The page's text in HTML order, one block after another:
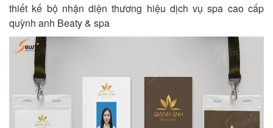
thiết kế bộ nhận diện thương hiệu dịch vụ spa cao cấp
quỳnh anh Beaty & spa